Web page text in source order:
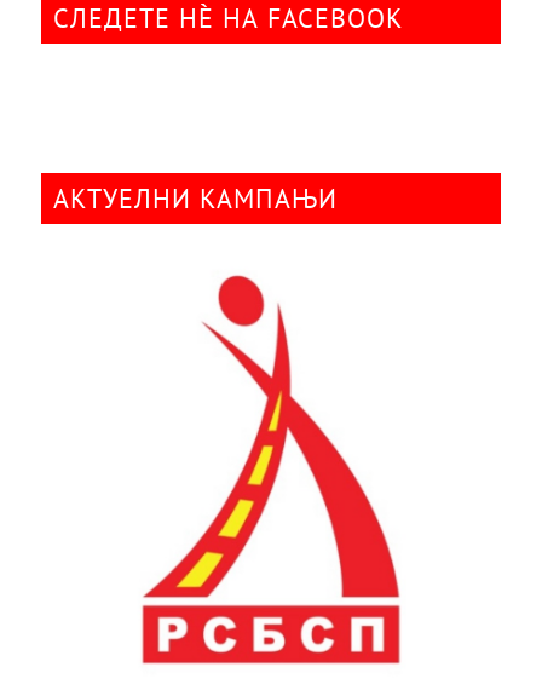
СЛЕДЕТЕ НÈ НА FACEBOOK
АКТУЕЛНИ КАМПАЊИ